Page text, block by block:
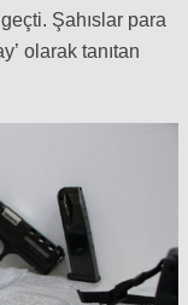
Şahıslar para
olarak tanıtan